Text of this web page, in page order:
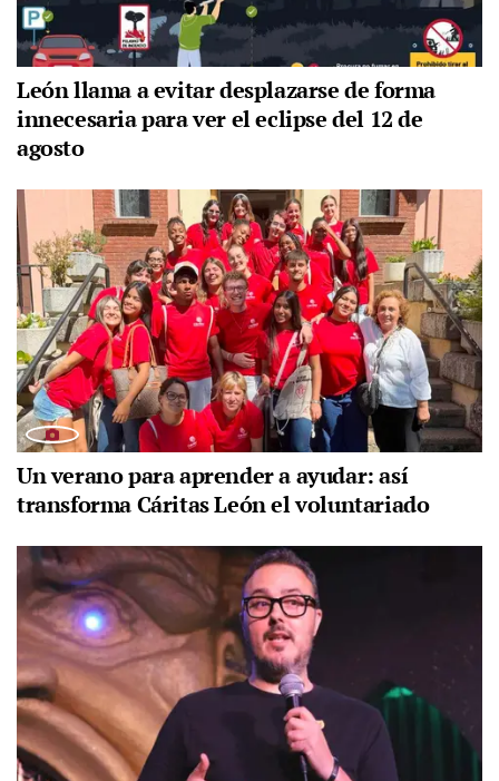
León llama a evitar desplazarse de forma
innecesaria para ver el eclipse del 12 de
agosto
Un verano para aprender a ayudar: así
transforma Cáritas León el voluntariado